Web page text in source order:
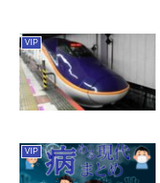
VIP
VIP